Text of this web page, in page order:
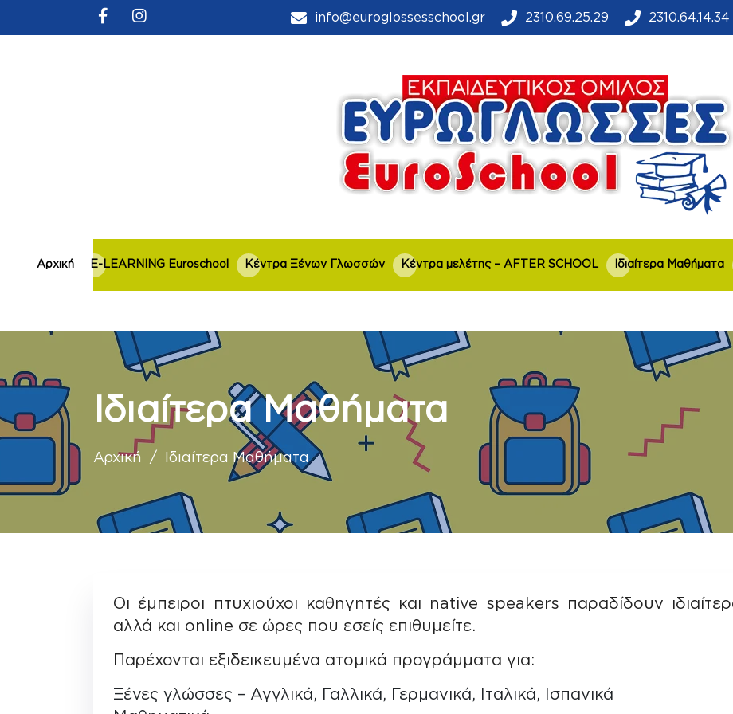
info@euroglossesschool.gr 2310.69.25.29 2310.64.14.34
Αρχική E-LEARNING Euroschool Κέντρα Ξένων Γλωσσών Κέντρα μελέτης – AFTER SCHOOL Ιδιαίτερα Μαθήματα
Ιδιαίτερα Μαθήματα
Αρχική / Ιδιαίτερα Μαθήματα
Οι έμπειροι πτυχιούχοι καθηγητές και native speakers παραδίδουν
αλλά και online σε ώρες που εσείς επιθυμείτε.
Παρέχονται εξιδεικευμένα ατομικά προγράμματα για:
Ξένες γλώσσες – Αγγλικά, Γαλλικά, Γερμανικά, Ιταλικά, Ισπανικά